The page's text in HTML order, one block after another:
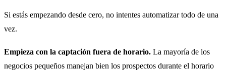
Si estás empezando desde cero, no intentes automatizar todo de una
vez.
Empieza con la captación fuera de horario. La mayoría de los
negocios pequeños manejan bien los prospectos durante el horario